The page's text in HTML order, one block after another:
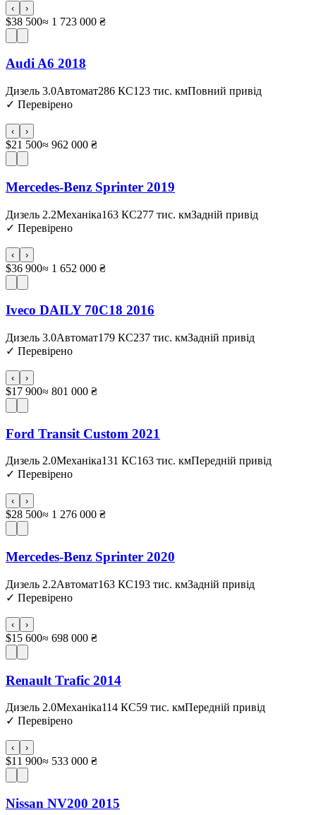
‹ ›
$38 500≈ 1 723 000 ₴
Audi A6 2018
Дизель 3.0Автомат286 КС123 тис. кмПовний привід
✓ Перевірено
‹ ›
$21 500≈ 962 000 ₴
Mercedes-Benz Sprinter 2019
Дизель 2.2Механіка163 КС277 тис. кмЗадній привід
✓ Перевірено
‹ ›
$36 900≈ 1 652 000 ₴
Iveco DAILY 70C18 2016
Дизель 3.0Автомат179 КС237 тис. кмЗадній привід
✓ Перевірено
‹ ›
$17 900≈ 801 000 ₴
Ford Transit Custom 2021
Дизель 2.0Механіка131 КС163 тис. кмПередній привід
✓ Перевірено
‹ ›
$28 500≈ 1 276 000 ₴
Mercedes-Benz Sprinter 2020
Дизель 2.2Автомат163 КС193 тис. кмЗадній привід
✓ Перевірено
‹ ›
$15 600≈ 698 000 ₴
Renault Trafic 2014
Дизель 2.0Механіка114 КС59 тис. кмПередній привід
✓ Перевірено
‹ ›
$11 900≈ 533 000 ₴
Nissan NV200 2015